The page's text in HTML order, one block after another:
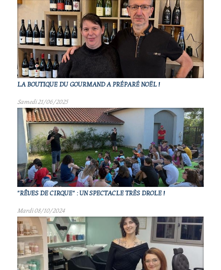
LA BOUTIQUE DU GOURMAND A PRÉPARÉ NOËL !
Samedi 21/06/2025
"RÊVES DE CIRQUE" : UN SPECTACLE TRÈS DROLE !
Mardi 08/10/2024